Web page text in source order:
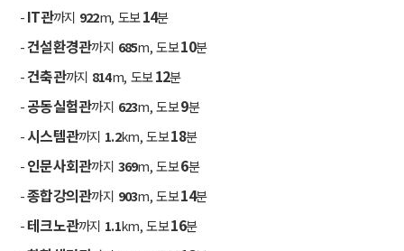
-IT관까지 922m, 도보14분
-건설환경관까지 685m, 도보10분
-건축관까지 814m, 도보12분
-공동실험관까지 623m, 도보9분
-시스템관까지 1.2km, 도보18분
-인문사회관까지 369m, 도보6분
-종합강의관까지 903m, 도보14분
-테크노관까지 1.1km, 도보16분